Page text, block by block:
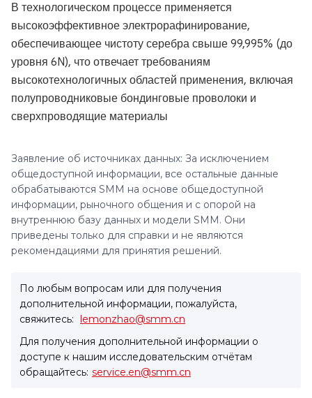
В технологическом процессе применяется
высокоэффективное электрорафинирование,
обеспечивающее чистоту серебра свыше 99,995% (до
уровня 6N), что отвечает требованиям
высокотехнологичных областей применения, включая
полупроводниковые бондинговые проволоки и
сверхпроводящие материалы
Заявление об источниках данных: За исключением
общедоступной информации, все остальные данные
обрабатываются SMM на основе общедоступной
информации, рыночного общения и с опорой на
внутреннюю базу данных и модели SMM. Они
приведены только для справки и не являются
рекомендациями для принятия решений.
По любым вопросам или для получения
дополнительной информации, пожалуйста,
свяжитесь: lemonzhao@smm.cn
Для получения дополнительной информации о
доступе к нашим исследовательским отчётам
обращайтесь: service.en@smm.cn